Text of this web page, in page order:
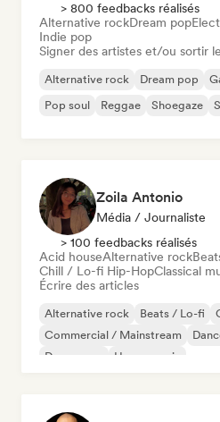
> 800 feedbacks réalisés
Alternative rockDream pop
Indie pop
Signer des artistes et/ou sortir
Alternative rock Dream pop
Pop soul
Reggae Shoegaze
Zoila Antonio
Média / Journaliste
> 100 feedbacks réalisés
Acid houseAlternative rock
Chill / Lo-fi Hip-HopClassical
Écrire des articles
Alternative rock Beats / Lo-fi
Commercial / Mainstream
Dream pop
House music